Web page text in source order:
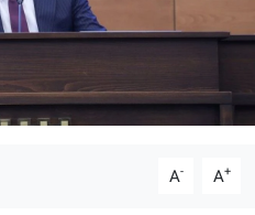
A- A+